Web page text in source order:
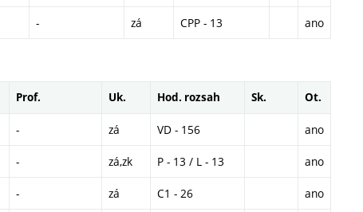
- zá CPP - 13 ano
Prof. Uk. Hod. rozsah Sk. Ot.
- zá VD - 156 ano
- zá,zk P - 13 / L - 13 ano
- zá C1 - 26 ano